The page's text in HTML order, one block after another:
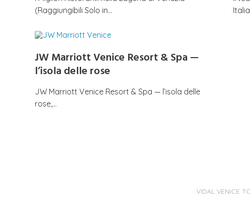
(Raggiungibili Solo in…
JW Marriott Venice Resort & Spa —
l’isola delle rose
JW Marriott Venice Resort & Spa — l’isola delle
rose,…
VIDAL VENICE